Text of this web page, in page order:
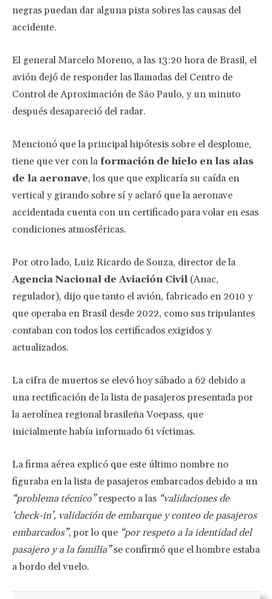
negras puedan dar alguna pista sobres las causas del
accidente.
El general Marcelo Moreno, a las 13:20 hora de Brasil, el
avión dejó de responder las llamadas del Centro de
Control de Aproximación de São Paulo, y un minuto
después desapareció del radar.
Mencionó que la principal hipótesis sobre el desplome,
tiene que ver con la formación de hielo en las alas
de la aeronave, los que que explicaría su caída en
vertical y girando sobre sí y aclaró que la aeronave
accidentada cuenta con un certificado para volar en esas
condiciones atmosféricas.
Por otro lado, Luiz Ricardo de Souza, director de la
Agencia Nacional de Aviación Civil (Anac,
regulador), dijo que tanto el avión, fabricado en 2010 y
que operaba en Brasil desde 2022, como sus tripulantes
contaban con todos los certificados exigidos y
actualizados.
La cifra de muertos se elevó hoy sábado a 62 debido a
una rectificación de la lista de pasajeros presentada por
la aerolínea regional brasileña Voepass, que
inicialmente había informado 61 víctimas.
La firma aérea explicó que este último nombre no
figuraba en la lista de pasajeros embarcados debido a un
“problema técnico”respecto a las “validaciones de
‘check-in’, validación de embarque y conteo de pasajeros
embarcados”, por lo que “por respeto a la identidad del
pasajero y a la familia”se confirmó que el hombre estaba
a bordo del vuelo.